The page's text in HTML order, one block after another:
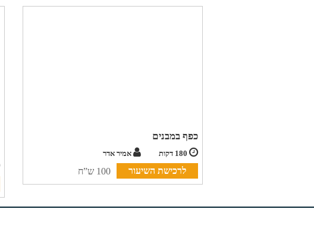
כפף במבנים
אמיר אדר
לרכישת השיעור 100 ש”ח